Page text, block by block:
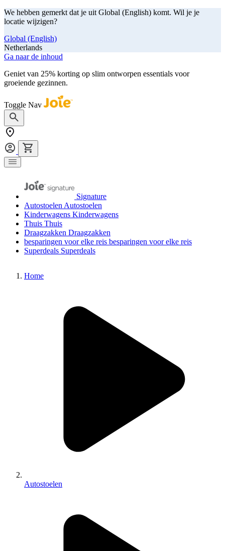
We hebben gemerkt dat je uit Global (English) komt. Wil je je
locatie wijzigen?
Global (English)
Netherlands
Ga naar de inhoud
Geniet van 25% korting op slim ontworpen essentials voor
groeiende gezinnen.
Toggle Nav
Signature
Autostoelen Autostoelen
Kinderwagens Kinderwagens
Thuis Thuis
Draagzakken Draagzakken
besparingen voor elke reis besparingen voor elke reis
Superdeals Superdeals
Home
Autostoelen